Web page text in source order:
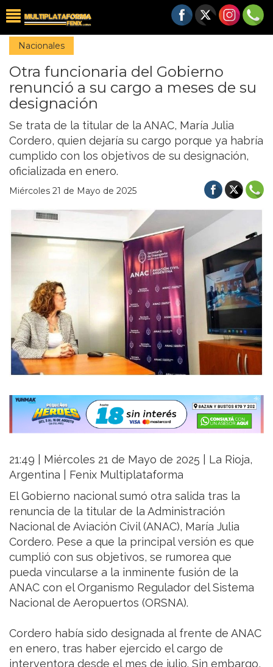
Nacionales
Otra funcionaria del Gobierno
renunció a su cargo a meses de su
designación
Se trata de la titular de la ANAC, María Julia
Cordero, quien dejaría su cargo porque ya habría
cumplido con los objetivos de su designación,
oficializada en enero.
Miércoles 21 de Mayo de 2025
21:49 | Miércoles 21 de Mayo de 2025 | La Rioja,
Argentina | Fenix Multiplataforma
El Gobierno nacional sumó otra salida tras la
renuncia de la titular de la Administración
Nacional de Aviación Civil (ANAC), María Julia
Cordero. Pese a que la principal versión es que
cumplió con sus objetivos, se rumorea que
pueda vincularse a la inminente fusión de la
ANAC con el Organismo Regulador del Sistema
Nacional de Aeropuertos (ORSNA).
Cordero había sido designada al frente de ANAC
en enero, tras haber ejercido el cargo de
interventora desde el mes de julio. Sin embargo,